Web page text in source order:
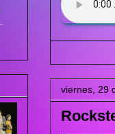
viernes, 29